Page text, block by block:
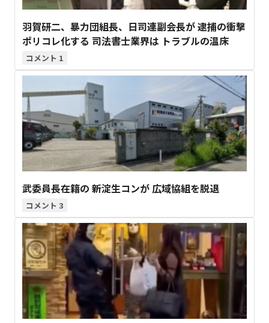
羽賀研二、暴力団組長、日司連副会長が 逮捕の衝撃
ポリコレ化する 司法書士業界は トラブルの温床
1
武委員長在籍の 新淀生コンが 広域協組を脱退
3